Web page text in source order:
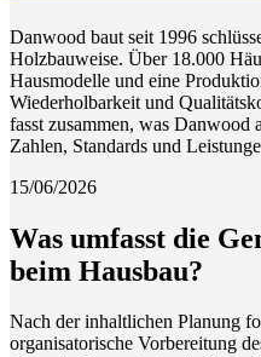
Danwood baut seit 1996
Holzbauweise. Über 18.000
Hausmodelle und eine
Wiederholbarkeit und
fasst zusammen, was Danwood
Zahlen, Standards und
15/06/2026
Was umfasst die
beim Hausbau?
Nach der inhaltlichen Planung
organisatorische Vorbereitung